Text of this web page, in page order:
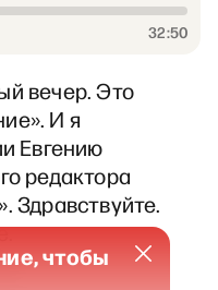
32:50
вечер. Это
И я
Евгению
редактора
Здравствуйте.
чтобы